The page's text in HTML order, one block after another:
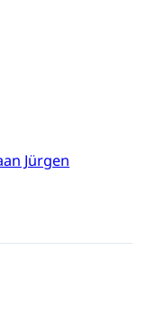
Jürgen